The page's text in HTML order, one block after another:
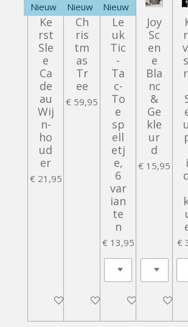
Nieuw
Ke
rst
Sle
e
Ca
de
au
Wij
n-
ho
ud
er
€ 21,95
In winkelwagen
Nieuw
Ch
ris
tm
as
Tr
ee
€ 59,95
In winkelwagen
Nieuw
Le
uk
Tic
-
Ta
c-
To
e
sp
ell
etj
e,
6
var
ian
te
n
€ 13,95
In winkelwagen
Joy
Sc
en
e
Bla
nc
&
Ge
kle
ur
d
€ 15,95
In
€